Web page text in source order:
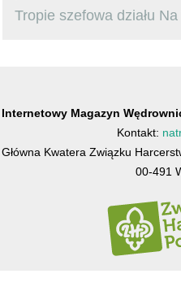
Tropie szefowa działu
Internetowy Magazyn
Kontakt:
Główna Kwatera Związku
00-491